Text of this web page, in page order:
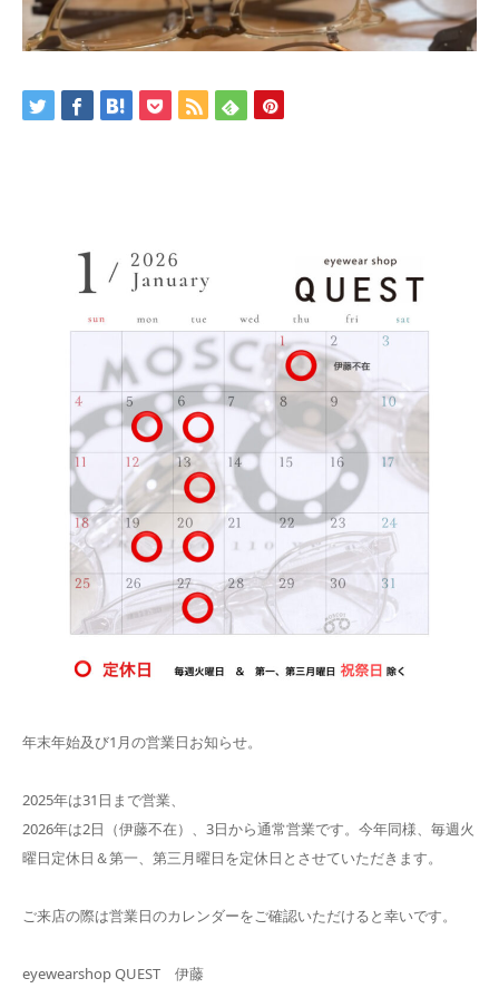
年末年始及び1月の営業日お知らせ。
2025年は31日まで営業、
2026年は2日（伊藤不在）、3日から通常営業です。今年同様、毎週火
曜日定休日＆第一、第三月曜日を定休日とさせていただきます。
ご来店の際は営業日のカレンダーをご確認いただけると幸いです。
eyewearshop QUEST 伊藤